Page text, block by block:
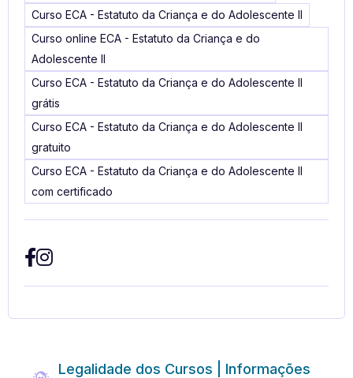
Legalidade dos Cursos | Informações
Curso ECA - Estatuto da Criança e do Adolescente II
Curso online ECA - Estatuto da Criança e do
Adolescente II
Curso ECA - Estatuto da Criança e do Adolescente II
grátis
Curso ECA - Estatuto da Criança e do Adolescente II
gratuito
Curso ECA - Estatuto da Criança e do Adolescente II
com certificado